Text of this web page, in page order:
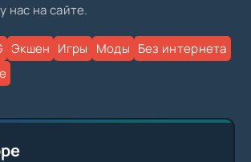
нас на сайте.
Экшен Игры Моды Без интернета